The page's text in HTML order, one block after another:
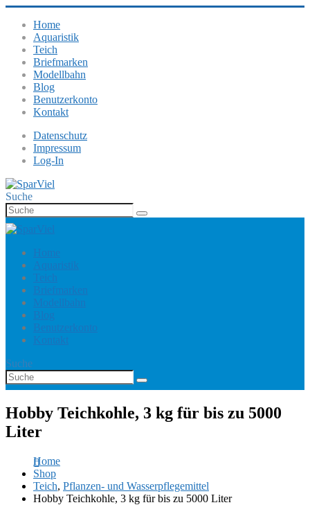
Home
Aquaristik
Teich
Briefmarken
Modellbahn
Blog
Benutzerkonto
Kontakt
Datenschutz
Impressum
Log-In
Suche
Home
Aquaristik
Teich
Briefmarken
Modellbahn
Blog
Benutzerkonto
Kontakt
Suche
Hobby Teichkohle, 3 kg für bis zu 5000
Liter
Home
Shop
Teich, Pflanzen- und Wasserpflegemittel
Hobby Teichkohle, 3 kg für bis zu 5000 Liter